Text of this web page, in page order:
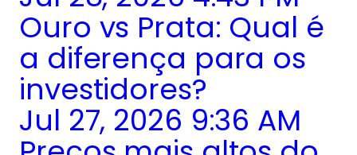
Ouro vs Prata: Qual é
a diferença para os
investidores?
Jul 27, 2026 9:36 AM